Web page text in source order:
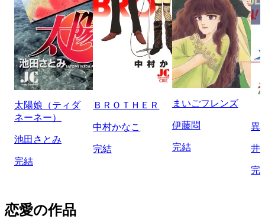
太陽娘（ティダ
ネーネー）
池田さとみ
完結
ＢＲＯＴＨＥＲ
中村かなこ
完結
まいごフレンズ
伊藤悶
完結
異
井
完
恋愛の作品